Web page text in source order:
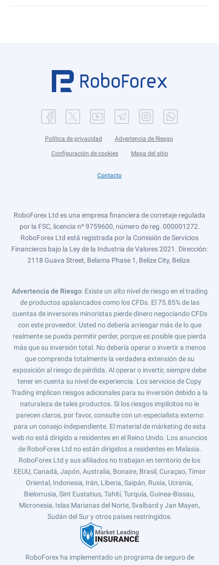
Política de privacidad Advertencia de Riesgo
Configuración de cookies Mapa del sitio
Contacto
RoboForex Ltd es una empresa financiera de corretaje regulada
por la FSC, licencia nº 9759600, número de reg. 000001272.
RoboForex Ltd está registrada por la Comisión de Servicios
Financieros bajo la Ley de la Industria de Valores 2021. Dirección:
2118 Guava Street, Belama Phase 1, Belize City, Belize.
Advertencia de Riesgo: Existe un alto nivel de riesgo en el trading
de productos apalancados como los CFDs. El 75.85% de las
cuentas de inversores minoristas pierde dinero negociando CFDs
con este proveedor. Usted no debería arriesgar más de lo que
realmente se pueda permitir perder, porque es posible que pierda
más que su inversión total. No debería operar o invertir a menos
que comprenda totalmente la verdadera extensión de su
exposición al riesgo de pérdida. Al operar o invertir, siempre debe
tener en cuenta su nivel de experiencia. Los servicios de Copy
Trading implican riesgos adicionales para su inversión debido a la
naturaleza de tales productos. Si los riesgos implícitos no le
parecen claros, por favor, consulte con un especialista externo
para un consejo independiente. El material de márketing de esta
web no está dirigido a residentes en el Reino Unido. Los anuncios
de RoboForex Ltd no están dirigidos a residentes en Malasia.
RoboForex Ltd y sus afiliados no trabajan en territorio de los
EEUU, Canadá, Japón, Australia, Bonaire, Brasil, Curaçao, Timor
Oriental, Indonesia, Irán, Liberia, Saipán, Rusia, Ucrania,
Bielorrusia, Sint Eustatius, Tahití, Turquía, Guinea-Bissau,
Micronesia, Islas Marianas del Norte, Svalbard y Jan Mayen,
Sudán del Sur y otros países restringidos.
RoboForex ha implementado un programa de seguro de